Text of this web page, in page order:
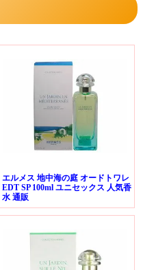
エルメス 地中海の庭 オードトワレ
EDT SP 100ml ユニセックス 人気香
水 通販